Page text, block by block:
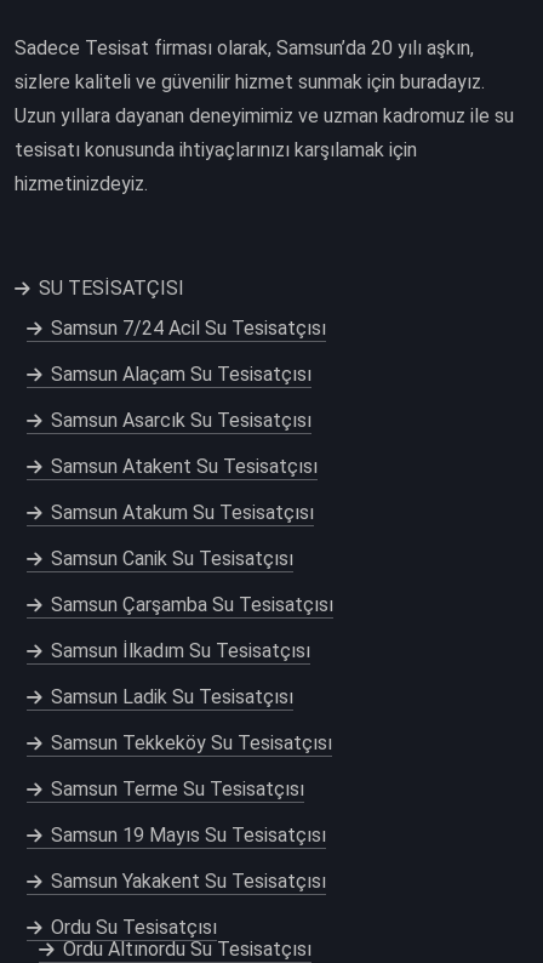
Sadece Tesisat firması olarak, Samsun’da 20 yılı aşkın,
sizlere kaliteli ve güvenilir hizmet sunmak için buradayız.
Uzun yıllara dayanan deneyimimiz ve uzman kadromuz ile su
tesisatı konusunda ihtiyaçlarınızı karşılamak için
hizmetinizdeyiz.
SU TESİSATÇISI
Samsun 7/24 Acil Su Tesisatçısı
Samsun Alaçam Su Tesisatçısı
Samsun Asarcık Su Tesisatçısı
Samsun Atakent Su Tesisatçısı
Samsun Atakum Su Tesisatçısı
Samsun Canik Su Tesisatçısı
Samsun Çarşamba Su Tesisatçısı
Samsun İlkadım Su Tesisatçısı
Samsun Ladik Su Tesisatçısı
Samsun Tekkeköy Su Tesisatçısı
Samsun Terme Su Tesisatçısı
Samsun 19 Mayıs Su Tesisatçısı
Samsun Yakakent Su Tesisatçısı
Ordu Su Tesisatçısı
Ordu Altınordu Su Tesisatçısı